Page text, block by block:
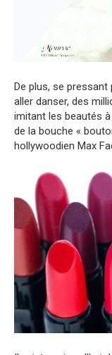
De plus, se
aller danser, des
imitant les beautés
de la bouche «
hollywoodien Max